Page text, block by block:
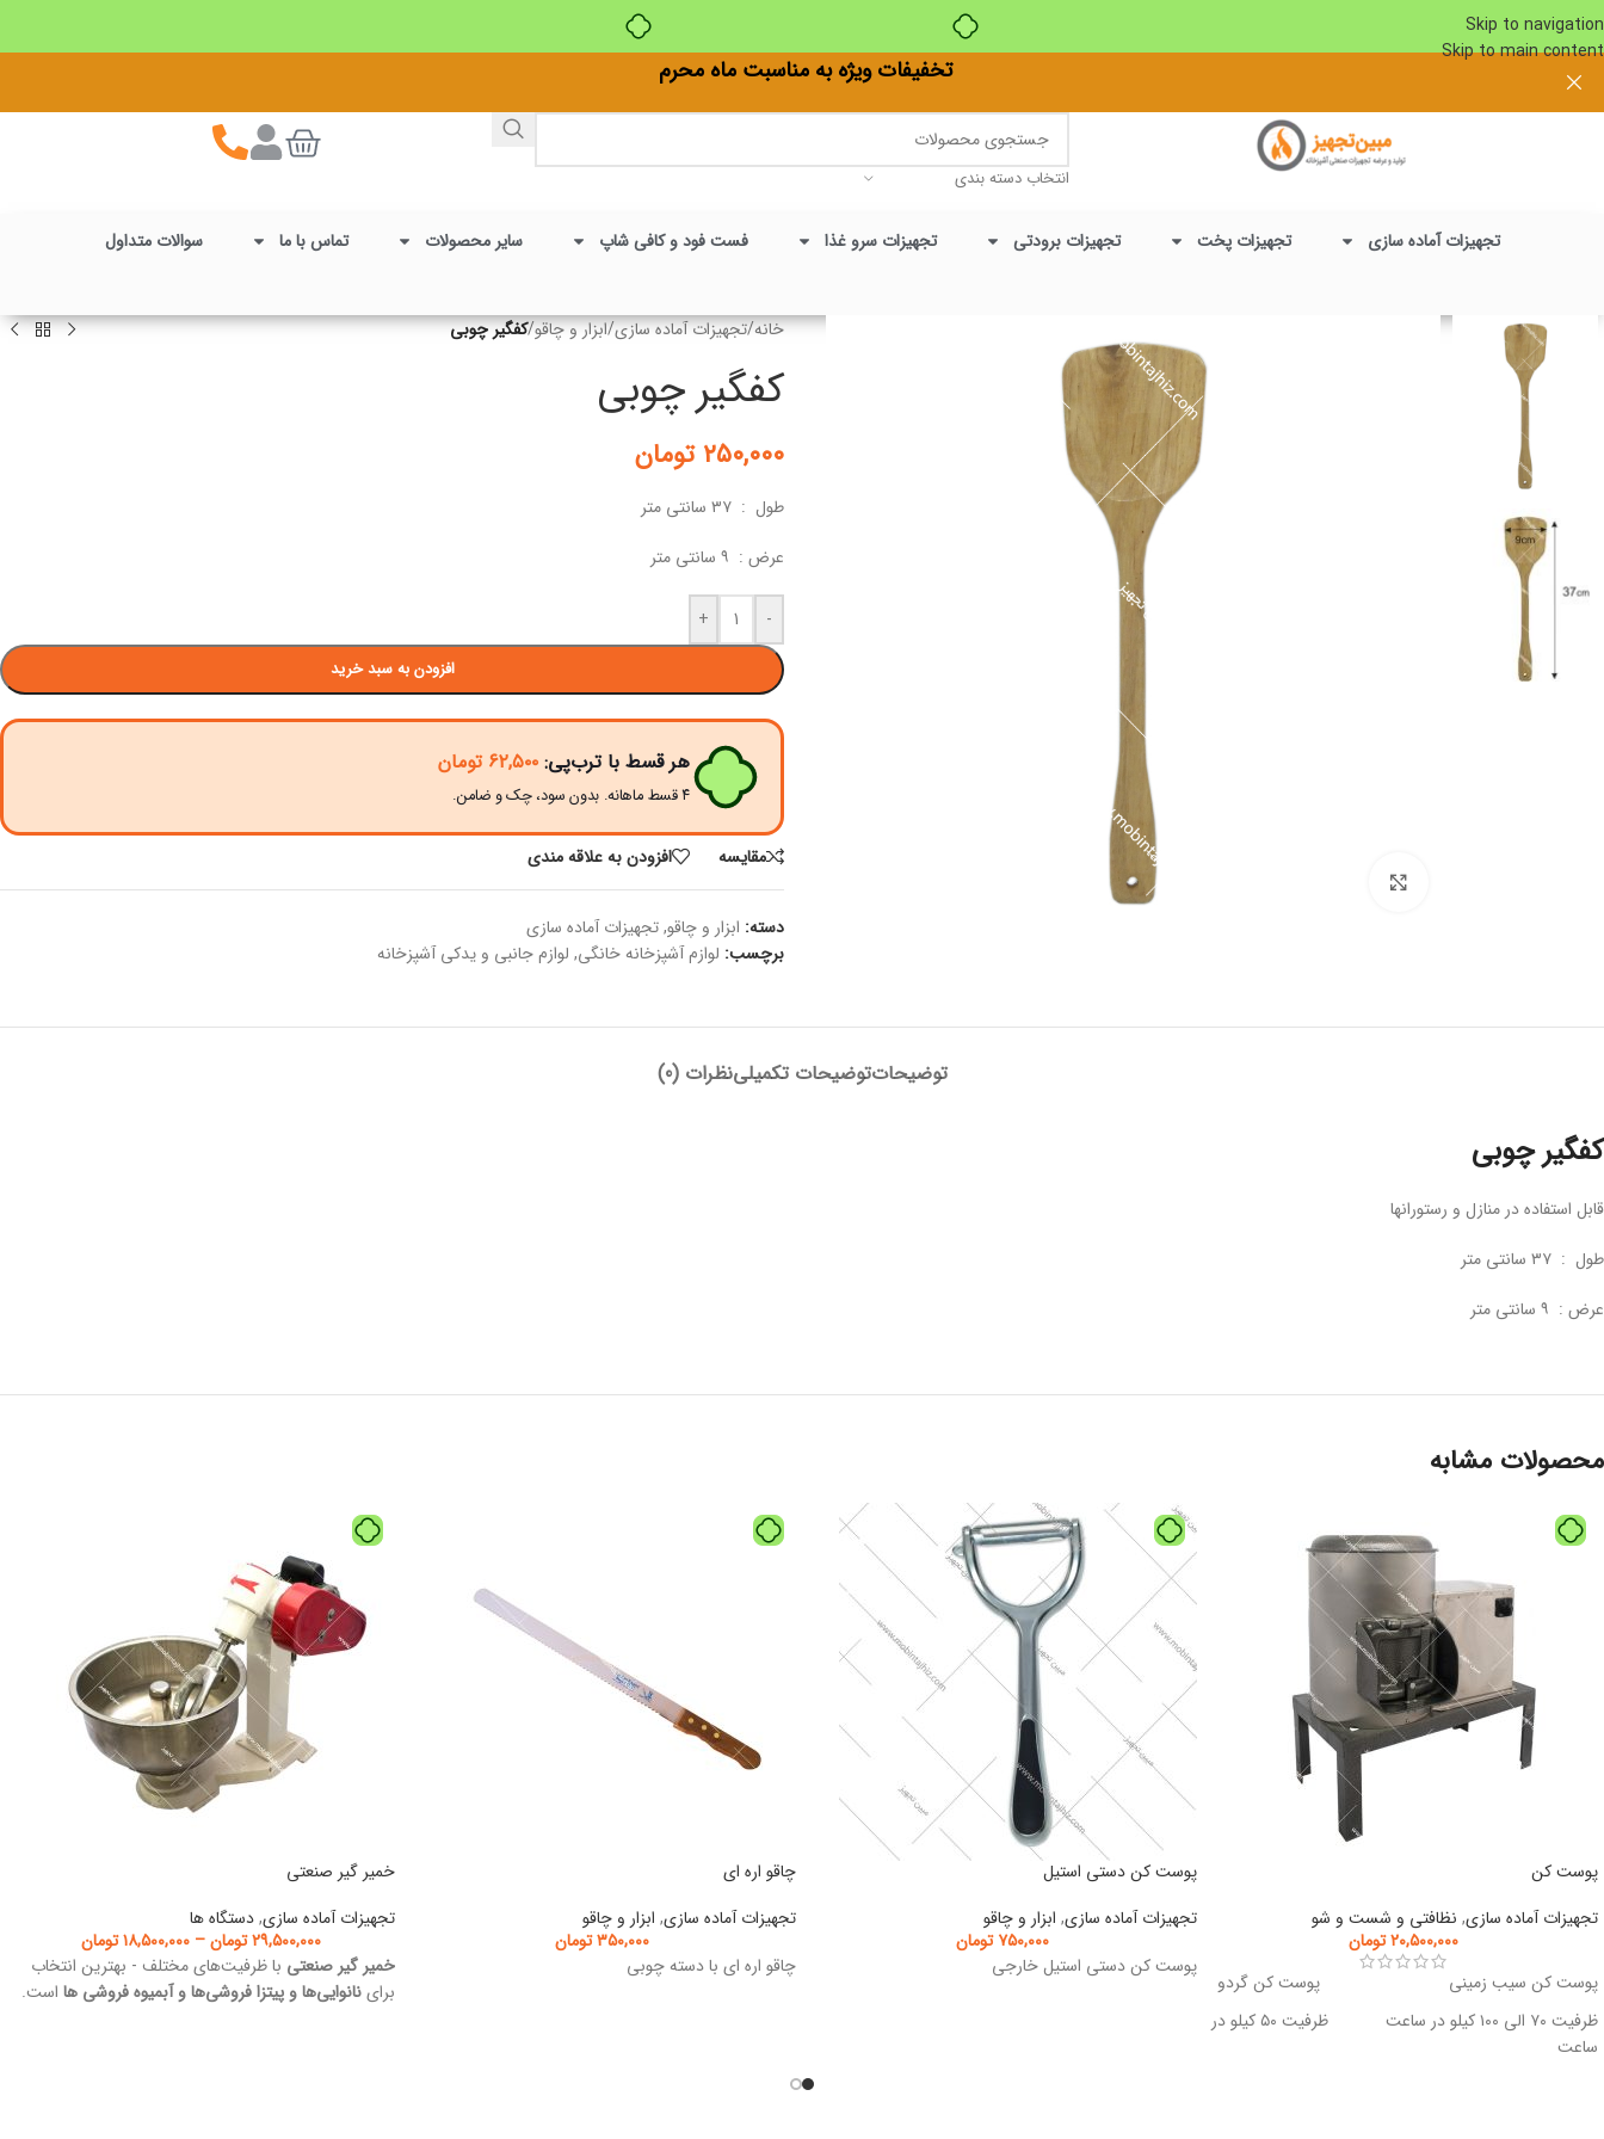
Skip to navigation
Skip to main content
تخفیفات ویژه به مناسبت ماه محرم
انتخاب دسته بندی
تجهیزات آماده سازی تجهیزات پخت تجهیزات برودتی تجهیزات سرو غذا فست فود و کافی شاپ سایر محصولات تماس با ما سوالات متداول
خانه/تجهیزات آماده سازی/ابزار و چاقو/کفگیر چوبی
کفگیر چوبی
۲۵۰,۰۰۰ تومان
طول : ۳۷ سانتی متر
عرض : ۹ سانتی متر
-
+
افزودن به سبد خرید
هر قسط با ترب‌پی: ۶۲,۵۰۰ تومان
۴ قسط ماهانه. بدون سود، چک و ضامن.
مقايسه افزودن به علاقه مندی
دسته: ابزار و چاقو,تجهیزات آماده سازی
برچسب: لوازم آشپزخانه خانگی, لوازم جانبی و یدکی آشپزخانه
توضیحاتتوضیحات تکمیلینظرات (0)
کفگیر چوبی
قابل استفاده در منازل و رستورانها
طول : ۳۷ سانتی متر
عرض : ۹ سانتی متر
محصولات مشابه
پوست کن
تجهیزات آماده سازی, نظافتی و شست و شو
۲۰,۵۰۰,۰۰۰تومان
پوست کن سیب زمینی پوست کن گردو
ظرفیت ۷۰ الی ۱۰۰ کیلو در ساعت ظرفیت ۵۰ کیلو در
ساعت
پوست کن دستی استیل
تجهیزات آماده سازی, ابزار و چاقو
۷۵۰,۰۰۰ تومان
پوست کن دستی استیل خارجی
چاقو اره ای
تجهیزات آماده سازی, ابزار و چاقو
۳۵۰,۰۰۰ تومان
چاقو اره ای با دسته چوبی
خمیر گیر صنعتی
تجهیزات آماده سازی,دستگاه ها
۲۹,۵۰۰,۰۰۰ تومان – ۱۸,۵۰۰,۰۰۰ تومان
خمیر گیر صنعتی با ظرفیت‌های مختلف - بهترین انتخاب
براینانوایی‌ها و پیتزا فروشی‌ها و آبمیوه فروشی ها است.